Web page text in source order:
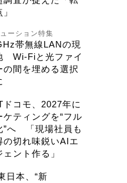
ーション特集
帯無線LANの現
Wi-Fiと光ファイ
の間を埋める選択
ドコモ、2027年に
ケティングを“フル
”へ 「現場社員も
の切れ味鋭いAIエ
ェント作る」
日本、“新